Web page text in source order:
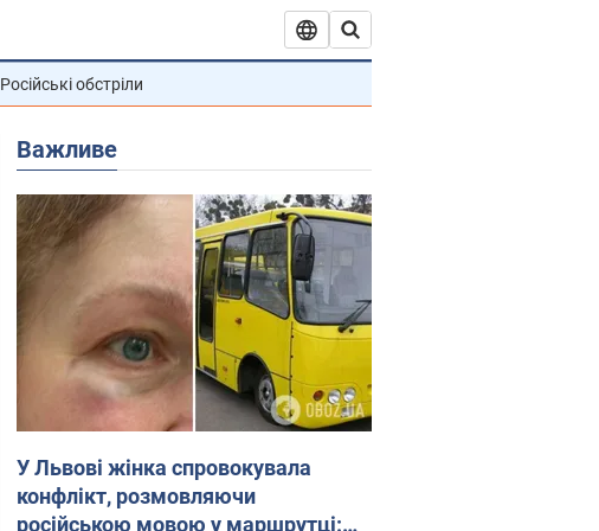
Російські обстріли
Важливе
У Львові жінка спровокувала
конфлікт, розмовляючи
російською мовою у маршрутці: